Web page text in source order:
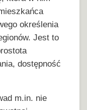
określenia
Jest to
dostępność
m.in. nie